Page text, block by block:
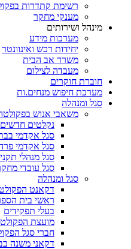
רשימת קתדרות
מענקי מחקר
מינהל ושירותים
מערכות מידע
יחידות רכש ואינוונטר
משרד אב הבית
מעבדה לצילום
חוברת חוקרים
מערכת חיפוש מנחים.ות
סגל ומנהלה
משאבי אנוש
נקלטים חדשים
סגל אקדמי
סגל אקדמי
סגל מנהלי תקני
סגל עובדי
סגל ומנהלה
דקאנט
ראשי בית
בעלי תפקידים
מועצת
חברי סגל
דקאני משנה